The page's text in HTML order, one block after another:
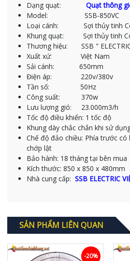
Dạng quạt: Quạt thông
Model: SSB-850VC
Loại cánh: Sợi thủy tinh
Khung quạt: Sợi thủy tinh
Thương hiệu: SSB "
Xuất xứ: Việt Nam
Sải cánh: 650mm
Điện áp: 220v/380v
Tần số: 50Hz
Công suất: 370w
Lưu lượng gió: 23.000m3/h
Tốc độ điều khiển: 1 tốc độ
Khung dày chắc chắn khi sử
Chế độ đảo chiều: Phía trước có
chớp lật
Bảo hành: 18 tháng tại bên mua
Kích thước: 850 x 850 x 480mm
Nhà cung cấp: SSB ELECTRIC
SẢN PHẨM LIÊN QUAN
-20%